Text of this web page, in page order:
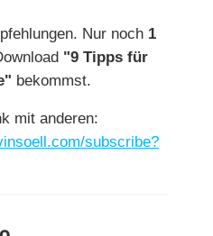
Nur noch 1
"9 Tipps für
bekommst.
mit anderen:
subscribe?